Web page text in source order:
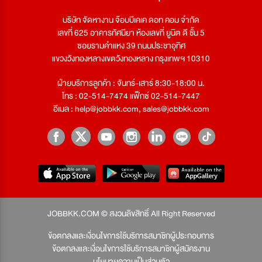
บริษัท จัดหางาน จ๊อบบีเคเค ดอท คอม จำกัด
เลขที่ 625 อาคารทัศนียา ห้องเลขที่ ยูนิต ดี ชั้น 5
ซอยรามคำแหง 39 ถนนประชาอุทิศ
แขวงวังทองหลางเขตวังทองหลาง กรุงเทพฯ 10310
ฝ่ายบริการลูกค้า : จันทร์-เสาร์ 8:30-18:00 น.
โทร : 02-514-7474 แฟ็กซ์ 02-514-7447
อีเมล :help@jobbkk.com,sales@jobbkk.com
JOBBKK.COM © สงวนลิขสิทธิ์ All Right Reserved
ข้อตกลงและเงื่อนไขการใช้บริการสมาชิกผู้ประกอบการ
ข้อตกลงและเงื่อนไขการใช้บริการสมาชิกผู้สมัครงาน